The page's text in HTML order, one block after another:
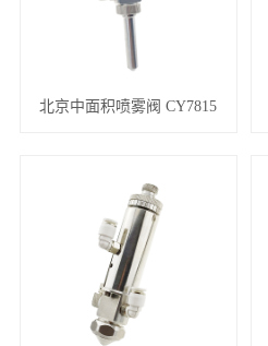
北京中面积喷雾阀 CY7815